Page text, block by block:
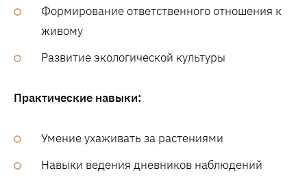
Формирование ответственного отношения к
живому
Развитие экологической культуры
Практические навыки:
Умение ухаживать за растениями
Навыки ведения дневников наблюдений